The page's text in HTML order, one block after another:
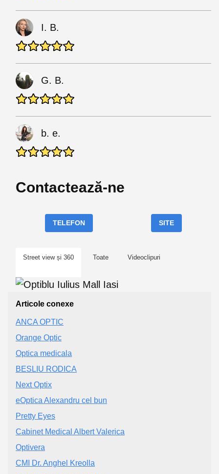
I. B.
G. B.
b. e.
Contactează-ne
TELEFON SITE
Street view și 360 Toate Videoclipuri
Articole conexe
ANCA OPTIC
Orange Optic
Optica medicala
BESLIU RODICA
Next Optix
eOptica Alexandru cel bun
Pretty Eyes
Cabinet Medical Albert Valerica
Optivera
CMI Dr. Anghel Kreolla